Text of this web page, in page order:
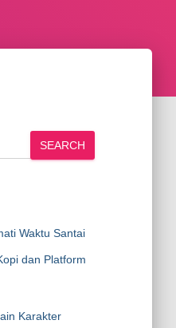
SEARCH
Waktu Santai
dan Platform
Karakter